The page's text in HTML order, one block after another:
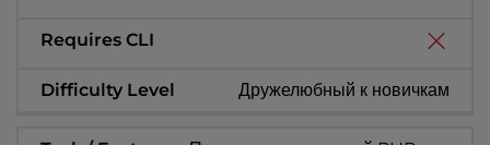
Дружелюбный к новичкам